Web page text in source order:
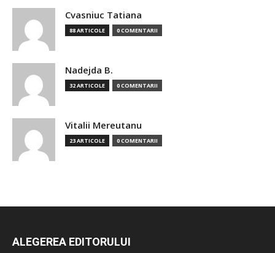
Cvasniuc Tatiana
88 ARTICOLE 0 COMENTARII
Nadejda B.
32 ARTICOLE 0 COMENTARII
Vitalii Mereutanu
23 ARTICOLE 0 COMENTARII
ALEGEREA EDITORULUI